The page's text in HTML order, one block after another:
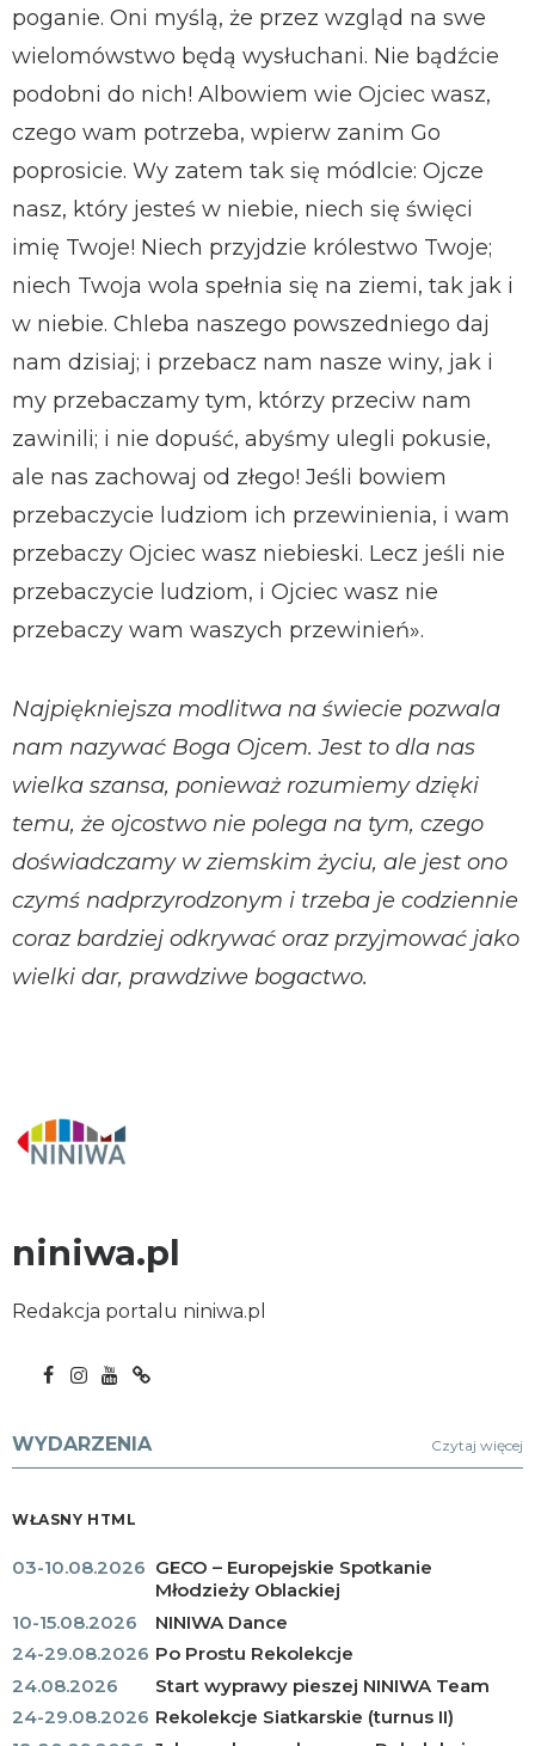
poganie. Oni myślą, że przez wzgląd na swe
wielomówstwo będą wysłuchani. Nie bądźcie
podobni do nich! Albowiem wie Ojciec wasz,
czego wam potrzeba, wpierw zanim Go
poprosicie. Wy zatem tak się módlcie: Ojcze
nasz, który jesteś w niebie, niech się święci
imię Twoje! Niech przyjdzie królestwo Twoje;
niech Twoja wola spełnia się na ziemi, tak jak i
w niebie. Chleba naszego powszedniego daj
nam dzisiaj; i przebacz nam nasze winy, jak i
my przebaczamy tym, którzy przeciw nam
zawinili; i nie dopuść, abyśmy ulegli pokusie,
ale nas zachowaj od złego! Jeśli bowiem
przebaczycie ludziom ich przewinienia, i wam
przebaczy Ojciec wasz niebieski. Lecz jeśli nie
przebaczycie ludziom, i Ojciec wasz nie
przebaczy wam waszych przewinień».
Najpiękniejsza modlitwa na świecie pozwala
nam nazywać Boga Ojcem. Jest to dla nas
wielka szansa, ponieważ rozumiemy dzięki
temu, że ojcostwo nie polega na tym, czego
doświadczamy w ziemskim życiu, ale jest ono
czymś nadprzyrodzonym i trzeba je codziennie
coraz bardziej odkrywać oraz przyjmować jako
wielki dar, prawdziwe bogactwo.
niniwa.pl
Redakcja portalu niniwa.pl
WYDARZENIA Czytaj więcej
WŁASNY HTML
03-10.08.2026 GECO – Europejskie Spotkanie
Młodzieży Oblackiej
10-15.08.2026
NINIWA Dance
24-29.08.2026 Po Prostu Rekolekcje
24.08.2026
Start wyprawy pieszej NINIWA Team
24-29.08.2026 Rekolekcje Siatkarskie (turnus II)